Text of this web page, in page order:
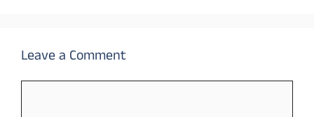
Leave a Comment